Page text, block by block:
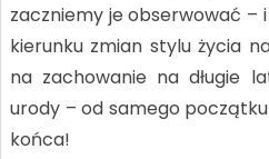
zaczniemy je obserwować –
kierunku zmian stylu życia
na zachowanie na długie
urody – od samego
końca!